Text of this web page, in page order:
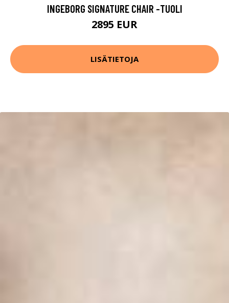
INGEBORG SIGNATURE CHAIR -TUOLI
2895 EUR
LISÄTIETOJA